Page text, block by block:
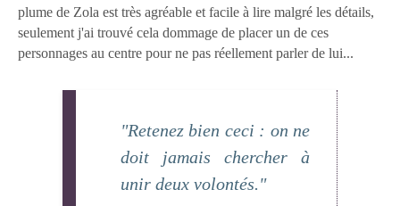
plume de Zola est très agréable et facile à lire malgré les détails,
seulement j'ai trouvé cela dommage de placer un de ces
personnages au centre pour ne pas réellement parler de lui...
"Retenez bien ceci : on ne
doit jamais chercher à
unir deux volontés."